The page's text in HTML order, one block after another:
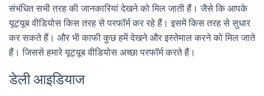
संभंधित सभी तरह की जानकारियां देखने को मिल जाती हैं। जैसे कि आपके
यूट्यूब वीडियोस किस तरह से परफॉर्म कर रहे हैं। इसमें किस तरह से सुधार
कर सकते हैं। और भी काफी कुछ हमें देखने और इस्तेमाल करने को मिल जाते
हैं। जिससे हमारे यूट्यूब वीडियोस अच्छा परफॉर्म करते हैं।
डेली आइडियाज